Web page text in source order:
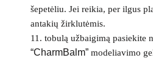
šepetėliu. Jei reikia, per ilgus
antakių žirklutėmis.
11. tobulą užbaigimą pasiekite
“CharmBalm” modeliavimo